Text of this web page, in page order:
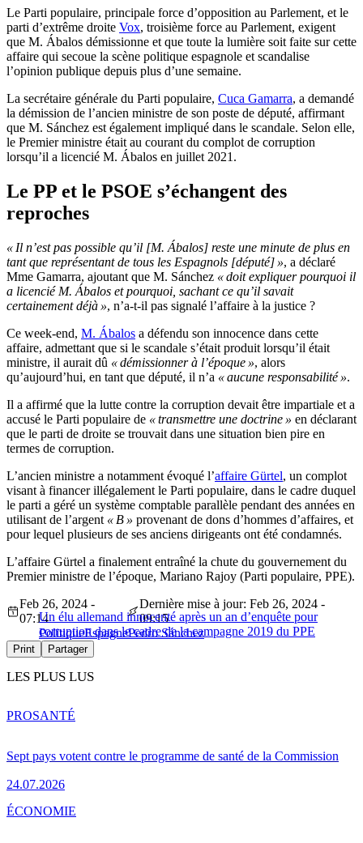
Le Parti populaire, principale force d’opposition au Parlement, et le
parti d’extrême droite Vox, troisième force au Parlement, exigent
que M. Ábalos démissionne et que toute la lumière soit faite sur cette
affaire qui secoue la scène politique espagnole et scandalise
l’opinion publique depuis plus d’une semaine.
La secrétaire générale du Parti populaire, Cuca Gamarra, a demandé
la démission de l’ancien ministre de son poste de député, affirmant
que M. Sánchez est également impliqué dans le scandale. Selon elle,
le Premier ministre était au courant du complot de corruption
lorsqu’il a licencié M. Ábalos en juillet 2021.
Le PP et le PSOE s’échangent des
reproches
« Il n’est pas possible qu’il [M. Ábalos] reste une minute de plus en
tant que représentant de tous les Espagnols [député] », a déclaré
Mme Gamarra, ajoutant que M. Sánchez « doit expliquer pourquoi il
a licencié M. Ábalos et pourquoi, sachant ce qu’il savait
certainement déjà », n’a-t-il pas signalé l’affaire à la justice ?
Ce week-end, M. Ábalos a défendu son innocence dans cette
affaire, admettant que si le scandale s’était produit lorsqu’il était
ministre, il aurait dû « démissionner à l’époque », alors
qu’aujourd’hui, en tant que député, il n’a « aucune responsabilité ».
Il a affirmé que la lutte contre la corruption devait être impartiale et a
accusé le Parti populaire de « transmettre une doctrine » en déclarant
que le parti de droite se trouvait dans une situation bien pire en
termes de corruption.
L’ancien ministre a notamment évoqué l’affaire Gürtel, un complot
visant à financer illégalement le Parti populaire, dans le cadre duquel
le parti a géré un système comptable parallèle pendant des années en
utilisant de l’argent « B » provenant de dons d’hommes d’affaires, et
pour lequel plusieurs de ses anciens dirigeants ont été condamnés.
L’affaire Gürtel a finalement entraîné la chute du gouvernement du
Premier ministre de l’époque, Mariano Rajoy (Parti populaire, PPE).
Un élu allemand innocenté après un an d’enquête pour
corruption dans le cadre de la campagne 2019 du PPE
Feb 26, 2024 -
07:14
Dernière mise à jour: Feb 26, 2024 -
09:15
PolitiqueEspagnePedro Sánchez
Print Partager
LES PLUS LUS
Sept pays votent contre le programme de santé de la Commission
24.07.2026
PROSANTÉ
ÉCONOMIE